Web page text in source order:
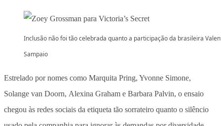
Inclusão não foi tão celebrada quanto a participação da brasileira
Sampaio
Estrelado por nomes como Marquita Pring, Yvonne Simone,
Solange van Doorn, Alexina Graham e Barbara Palvin, o ensaio
chegou às redes sociais da etiqueta tão sorrateiro quanto o silêncio